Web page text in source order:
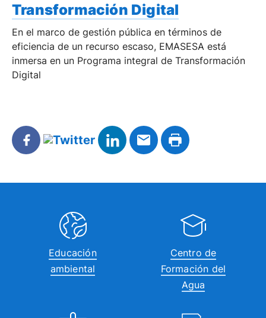
Transformación Digital
En el marco de gestión pública en términos de
eficiencia de un recurso escaso, EMASESA está
inmersa en un Programa integral de Transformación
Digital
Educación
ambiental
Centro de
Formación del
Agua